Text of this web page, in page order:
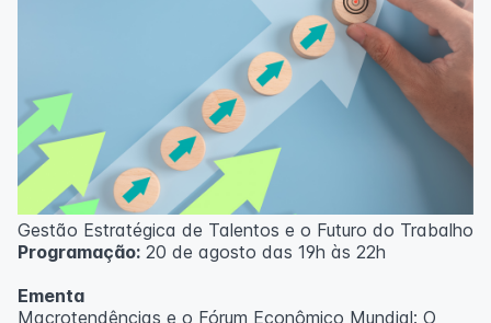
Gestão Estratégica de Talentos e o Futuro do Trabalho
Programação: 20 de agosto das 19h às 22h
Ementa
Macrotendências e o Fórum Econômico Mundial: O